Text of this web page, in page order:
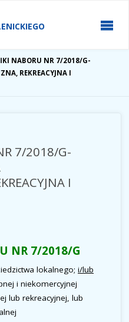
NABORU NR 7/2018/G-
REKREACYJNA I
7/2018/G-
I
NR 7/2018/G
lokalnego; i/lub
i niekomercyjnej
lub rekreacyjnej, lub